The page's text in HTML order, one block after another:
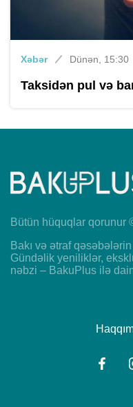
Xəbər Dünən, 15:30
Taksidən pul və
Bütün hüquqlar qorunur
Bakı və ətraf
Gündəlik yeniliklər,
nəbzi – BakuPlus ilə